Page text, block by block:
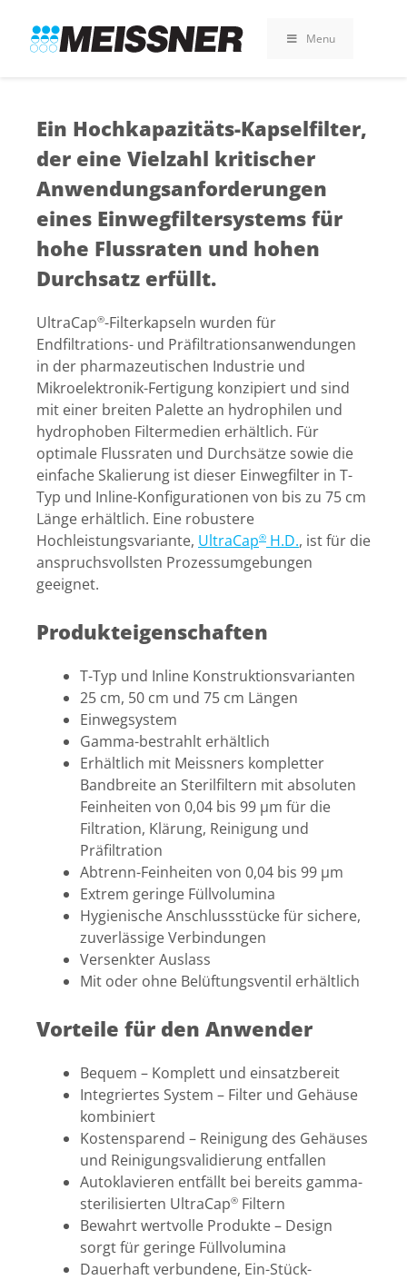
search
footer
Inhalt
springen
Menu
Ein Hochkapazitäts-Kapselfilter,
der eine Vielzahl kritischer
Anwendungsanforderungen
eines Einwegfiltersystems für
hohe Flussraten und hohen
Durchsatz erfüllt.
UltraCap®-Filterkapseln wurden für
Endfiltrations- und Präfiltrationsanwendungen
in der pharmazeutischen Industrie und
Mikroelektronik-Fertigung konzipiert und sind
mit einer breiten Palette an hydrophilen und
hydrophoben Filtermedien erhältlich. Für
optimale Flussraten und Durchsätze sowie die
einfache Skalierung ist dieser Einwegfilter in T-
Typ und Inline-Konfigurationen von bis zu 75 cm
Länge erhältlich. Eine robustere
Hochleistungsvariante, UltraCap® H.D., ist für die
anspruchsvollsten Prozessumgebungen
geeignet.
Produkteigenschaften
T-Typ und Inline Konstruktionsvarianten
25 cm, 50 cm und 75 cm Längen
Einwegsystem
Gamma-bestrahlt erhältlich
Erhältlich mit Meissners kompletter
Bandbreite an Sterilfiltern mit absoluten
Feinheiten von 0,04 bis 99 µm für die
Filtration, Klärung, Reinigung und
Präfiltration
Abtrenn-Feinheiten von 0,04 bis 99 µm
Extrem geringe Füllvolumina
Hygienische Anschlussstücke für sichere,
zuverlässige Verbindungen
Versenkter Auslass
Mit oder ohne Belüftungsventil erhältlich
Vorteile für den Anwender
Bequem – Komplett und einsatzbereit
Integriertes System – Filter und Gehäuse
kombiniert
Kostensparend – Reinigung des Gehäuses
und Reinigungsvalidierung entfallen
Autoklavieren entfällt bei bereits gamma-
sterilisierten UltraCap® Filtern
Bewahrt wertvolle Produkte – Design
sorgt für geringe Füllvolumina
Dauerhaft verbundene, Ein-Stück-